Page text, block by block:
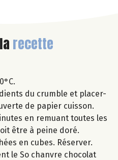
recette
du crumble et placer-
de papier cuisson.
en remuant toutes les
être à peine doré.
en cubes. Réserver.
le So chanvre chocolat